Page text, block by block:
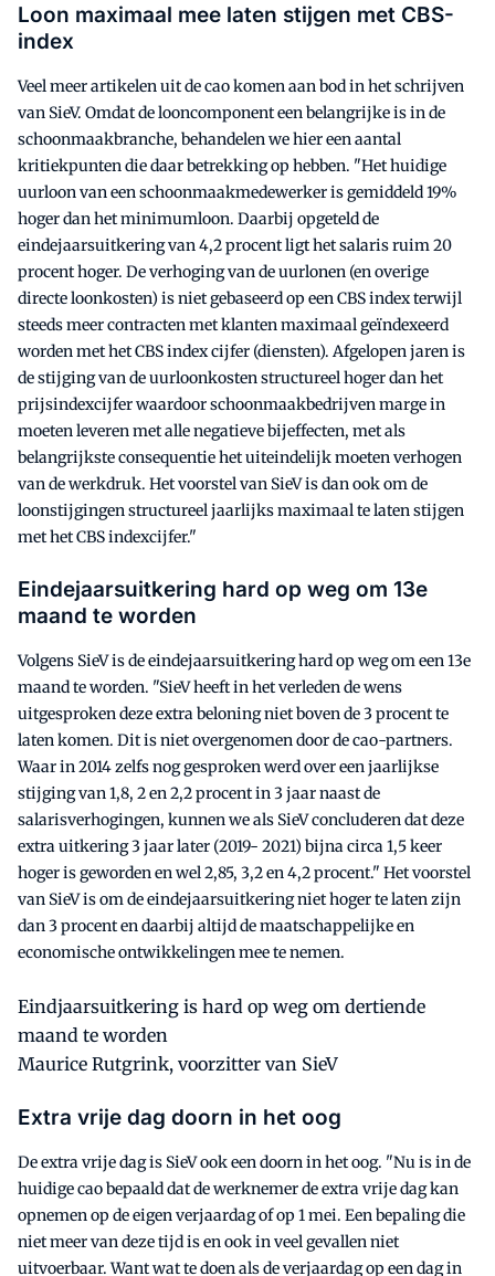
Loon maximaal mee laten stijgen met CBS-
index
Veel meer artikelen uit de cao komen aan bod in het schrijven
van SieV. Omdat de looncomponent een belangrijke is in de
schoonmaakbranche, behandelen we hier een aantal
kritiekpunten die daar betrekking op hebben. "Het huidige
uurloon van een schoonmaakmedewerker is gemiddeld 19%
hoger dan het minimumloon. Daarbij opgeteld de
eindejaarsuitkering van 4,2 procent ligt het salaris ruim 20
procent hoger. De verhoging van de uurlonen (en overige
directe loonkosten) is niet gebaseerd op een CBS index terwijl
steeds meer contracten met klanten maximaal geïndexeerd
worden met het CBS index cijfer (diensten). Afgelopen jaren is
de stijging van de uurloonkosten structureel hoger dan het
prijsindexcijfer waardoor schoonmaakbedrijven marge in
moeten leveren met alle negatieve bijeffecten, met als
belangrijkste consequentie het uiteindelijk moeten verhogen
van de werkdruk. Het voorstel van SieV is dan ook om de
loonstijgingen structureel jaarlijks maximaal te laten stijgen
met het CBS indexcijfer."
Eindejaarsuitkering hard op weg om 13e
maand te worden
Volgens SieV is de eindejaarsuitkering hard op weg om een 13e
maand te worden. "SieV heeft in het verleden de wens
uitgesproken deze extra beloning niet boven de 3 procent te
laten komen. Dit is niet overgenomen door de cao-partners.
Waar in 2014 zelfs nog gesproken werd over een jaarlijkse
stijging van 1,8, 2 en 2,2 procent in 3 jaar naast de
salarisverhogingen, kunnen we als SieV concluderen dat deze
extra uitkering 3 jaar later (2019- 2021) bijna circa 1,5 keer
hoger is geworden en wel 2,85, 3,2 en 4,2 procent." Het voorstel
van SieV is om de eindejaarsuitkering niet hoger te laten zijn
dan 3 procent en daarbij altijd de maatschappelijke en
economische ontwikkelingen mee te nemen.
Eindjaarsuitkering is hard op weg om dertiende
maand te worden
Maurice Rutgrink, voorzitter van SieV
Extra vrije dag doorn in het oog
De extra vrije dag is SieV ook een doorn in het oog. "Nu is in de
huidige cao bepaald dat de werknemer de extra vrije dag kan
opnemen op de eigen verjaardag of op 1 mei. Een bepaling die
niet meer van deze tijd is en ook in veel gevallen niet
uitvoerbaar. Want wat te doen als de verjaardag op een dag in